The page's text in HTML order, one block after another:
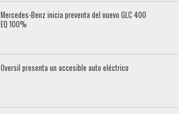
Mercedes-Benz inicia preventa del nuevo GLC 400
EQ 100%
Oversil presenta un accesible auto eléctrico